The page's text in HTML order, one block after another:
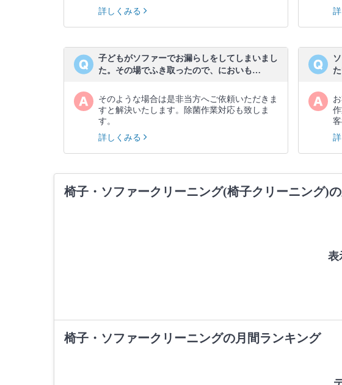
詳しくみる
子どもがソファーでお漏らしをしてしまいまし
た。その場でふき取ったので、においも…
そのような場合は是非当方へご依頼いただきま
すと解決いたします。除菌作業対応も致しま
す。
詳しくみる
椅子・ソファークリーニング(椅子クリーニング)
表
椅子・ソファークリーニングの月間ランキング